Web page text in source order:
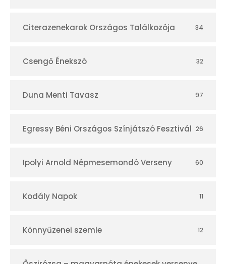
r
Citerazenekarok Országos Találkozója 34
Csengő Énekszó 32
Duna Menti Tavasz 97
Egressy Béni Országos Színjátszó Fesztivál 26
Ipolyi Arnold Népmesemondó Verseny 60
Kodály Napok 11
Könnyűzenei szemle 12